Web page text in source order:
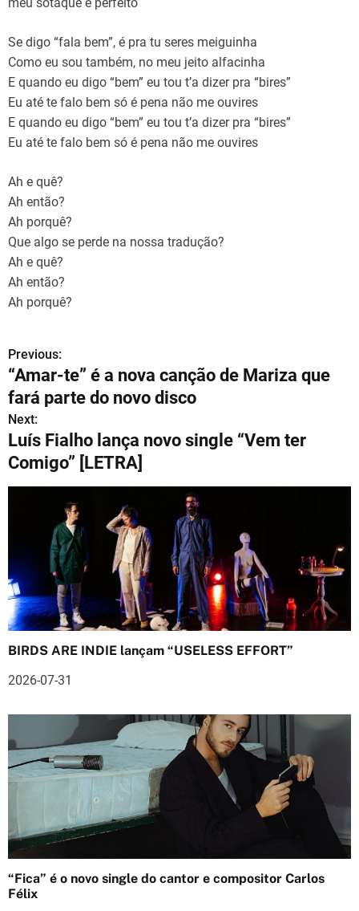
Se digo “fala bem”, é pra tu seres meiguinha
Como eu sou também, no meu jeito alfacinha
E quando eu digo “bem” eu tou t’a dizer pra “bires”
Eu até te falo bem só é pena não me ouvires
E quando eu digo “bem” eu tou t’a dizer pra “bires”
Eu até te falo bem só é pena não me ouvires
Ah e quê?
Ah então?
Ah porquê?
Que algo se perde na nossa tradução?
Ah e quê?
Ah então?
Ah porquê?
N
a
v
e
g
ã
o
d
t
i
g
o
s
Previous:
“Amar-te” é a nova canção de Mariza que
fará parte do novo disco
Next:
Luís Fialho lança novo single “Vem ter
Comigo” [LETRA]
BIRDS ARE INDIE lançam “USELESS EFFORT”
2026-07-31
“Fica” é o novo single do cantor e compositor Carlos
Félix